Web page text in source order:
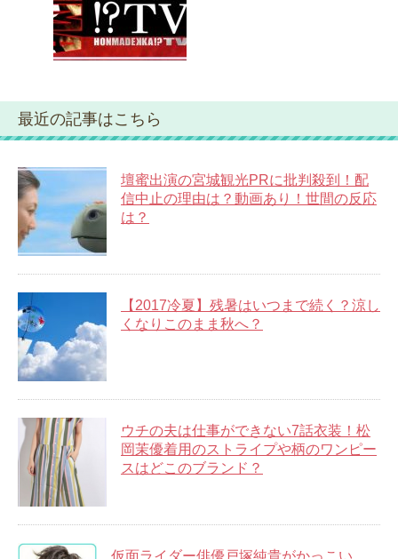
最近の記事はこちら
壇蜜出演の宮城観光PRに批判殺到！配
信中止の理由は？動画あり！世間の反応
は？
【2017冷夏】残暑はいつまで続く？涼し
くなりこのまま秋へ？
ウチの夫は仕事ができない7話衣装！松
岡茉優着用のストライプや柄のワンピー
スはどこのブランド？